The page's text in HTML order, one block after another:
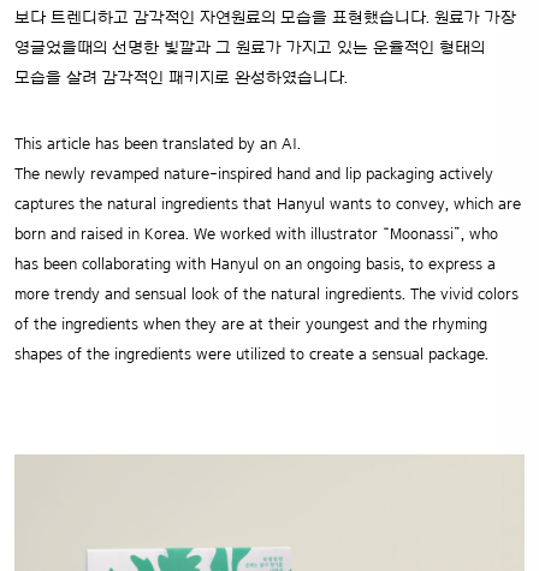
보다 트렌디하고 감각적인 자연원료의 모습을 표현했습니다. 원료가 가장
영글었을때의 선명한 빛깔과 그 원료가 가지고 있는 운율적인 형태의
모습을 살려 감각적인 패키지로 완성하였습니다.
This article has been translated by an AI.
The newly revamped nature-inspired hand and lip packaging actively
captures the natural ingredients that Hanyul wants to convey, which are
born and raised in Korea. We worked with illustrator “Moonassi”, who
has been collaborating with Hanyul on an ongoing basis, to express a
more trendy and sensual look of the natural ingredients. The vivid colors
of the ingredients when they are at their youngest and the rhyming
shapes of the ingredients were utilized to create a sensual package.